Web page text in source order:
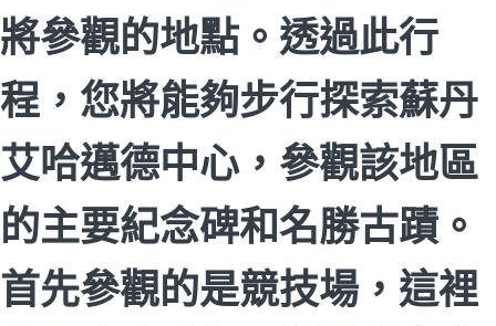
將參觀的地點。透過此行
程，您將能夠步行探索蘇丹
艾哈邁德中心，參觀該地區
的主要紀念碑和名勝古蹟。
首先參觀的是競技場，這裡